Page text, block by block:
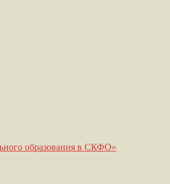
образования в СКФО»